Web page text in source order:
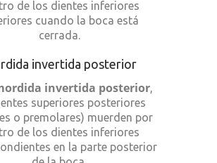
de los dientes inferiores
cuando la boca está
cerrada.
invertida posterior
invertida posterior,
superiores posteriores
o premolares) muerden por
de los dientes inferiores
en la parte posterior